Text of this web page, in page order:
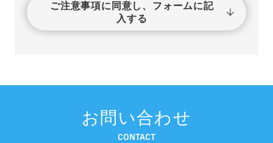
ご注意事項に同意し、フォームに記
入する
お問い合わせ
CONTACT